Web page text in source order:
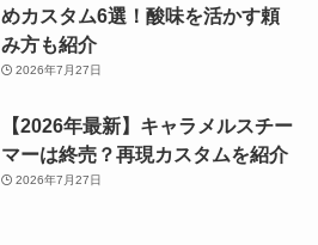
めカスタム6選！酸味を活かす頼
み方も紹介
2026年7月27日
【2026年最新】キャラメルスチー
マーは終売？再現カスタムを紹介
2026年7月27日